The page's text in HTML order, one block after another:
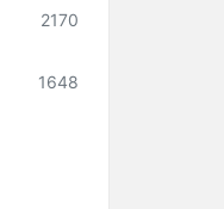
2170
1648